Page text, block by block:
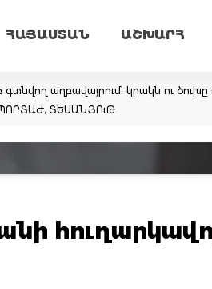
ՀԱՅԱՍՏԱՆ ԱՇԽԱՐՀ
աղբավայրում. կրակն ու
ՏԵՍԱՆՅՈւԹ